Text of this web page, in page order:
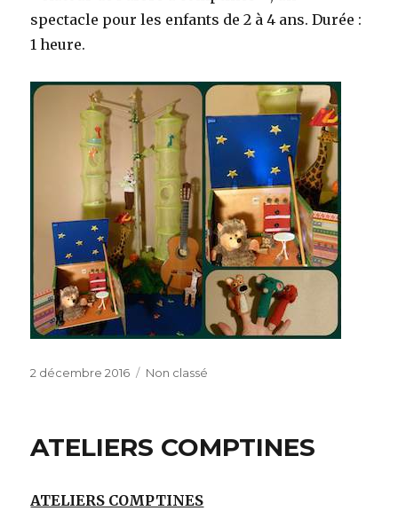
spectacle pour les enfants de 2 à 4 ans. Durée :
1 heure.
Publié
2 décembre 2016 Catégories
Non classé
ATELIERS COMPTINES
ATELIERS COMPTINES